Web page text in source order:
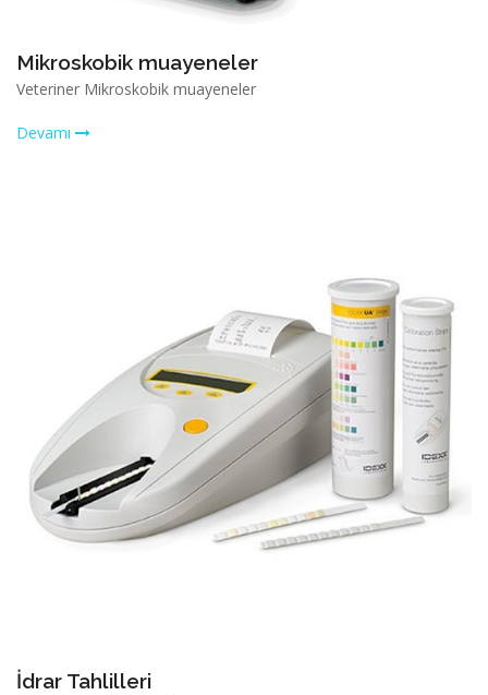
Mikroskobik muayeneler
Veteriner Mikroskobik muayeneler
Devamı
İdrar Tahlilleri